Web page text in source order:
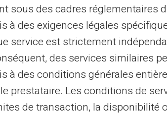
malgré le paiement.
à ne jamais partager en
ne doit figurer dans aucun
des achats en ligne. Certains
sous des cadres réglementaires
à des exigences légales
service est strictement
des services similaires
à des conditions générales
prestataire. Les conditions de
de transaction, la disponibilité